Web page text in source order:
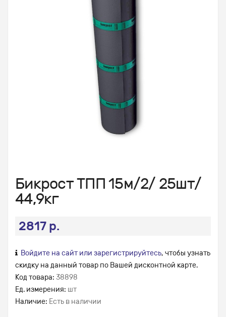
Бикрост ТПП 15м/2/ 25шт/
44,9кг
2817 р.
Войдите на сайт или зарегистрируйтесь, чтобы узнать
скидку на данный товар по Вашей дисконтной карте.
Код товара: 38898
Ед. измерения: шт
Наличие: Есть в наличии